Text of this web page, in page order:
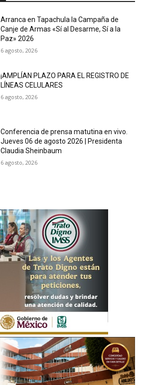
Arranca en Tapachula la Campaña de
Canje de Armas «Sí al Desarme, Sí a la
Paz» 2026
6 agosto, 2026
¡AMPLÍAN PLAZO PARA EL REGISTRO DE
LÍNEAS CELULARES
6 agosto, 2026
Conferencia de prensa matutina en vivo.
Jueves 06 de agosto 2026 | Presidenta
Claudia Sheinbaum
6 agosto, 2026